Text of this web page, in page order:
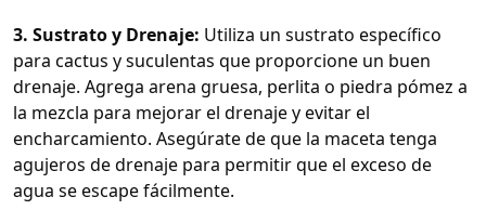
3. Sustrato y Drenaje: Utiliza un sustrato específico
para cactus y suculentas que proporcione un buen
drenaje. Agrega arena gruesa, perlita o piedra pómez a
la mezcla para mejorar el drenaje y evitar el
encharcamiento. Asegúrate de que la maceta tenga
agujeros de drenaje para permitir que el exceso de
agua se escape fácilmente.